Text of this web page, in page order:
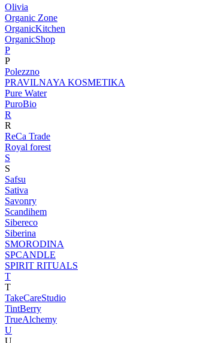
Olivia
Organic Zone
OrganicKitchen
OrganicShop
P
P
Polezzno
PRAVILNAYA KOSMETIKA
Pure Water
PuroBio
R
R
ReCa Trade
Royal forest
S
S
Safsu
Sativa
Savonry
Scandihem
Sibereco
Siberina
SMORODINA
SPCANDLE
SPIRIT RITUALS
T
T
TakeCareStudio
TintBerry
TrueAlchemy
U
U